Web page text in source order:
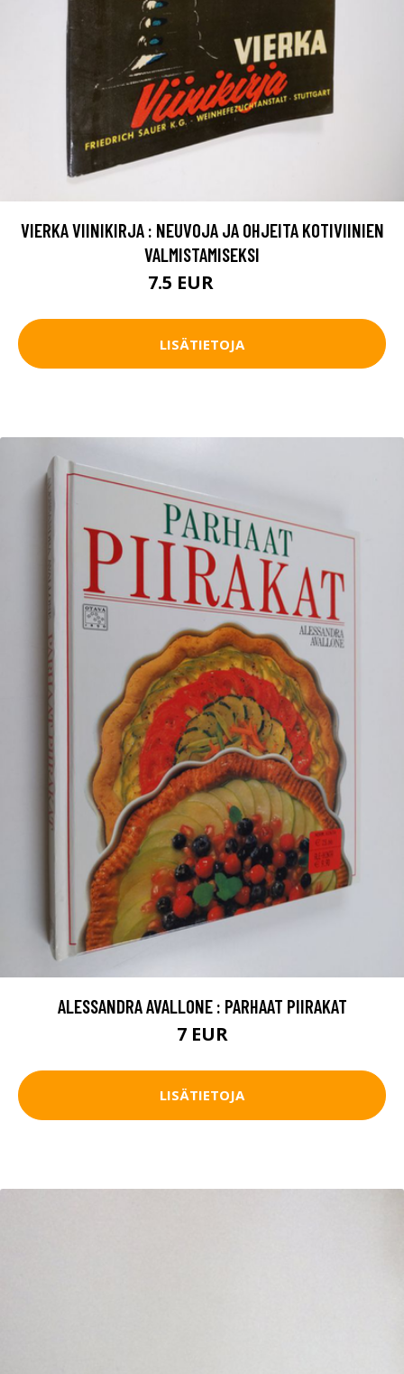
VIERKA VIINIKIRJA : NEUVOJA JA OHJEITA KOTIVIINIEN
VALMISTAMISEKSI
7.5 EUR
LISÄTIETOJA
ALESSANDRA AVALLONE : PARHAAT PIIRAKAT
7 EUR
LISÄTIETOJA